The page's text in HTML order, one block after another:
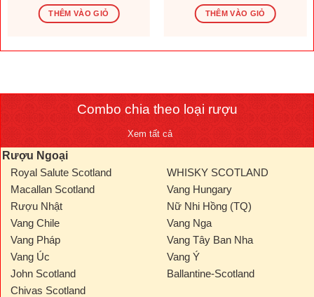
là:
1.569.600 ₫.
THÊM VÀO GIỎ
là:
276.000 ₫.
THÊM VÀO GIỎ
Combo chia theo loại rượu
Xem tất cả
Rượu Ngoại
Royal Salute Scotland
WHISKY SCOTLAND
Macallan Scotland
Vang Hungary
Rượu Nhật
Nữ Nhi Hồng (TQ)
Vang Chile
Vang Nga
Vang Pháp
Vang Tây Ban Nha
Vang Úc
Vang Ý
John Scotland
Ballantine-Scotland
Chivas Scotland